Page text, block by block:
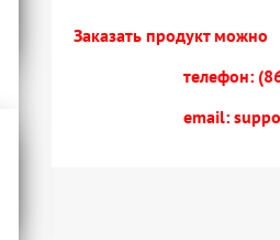
Заказать продукт можно
телефон:
email: